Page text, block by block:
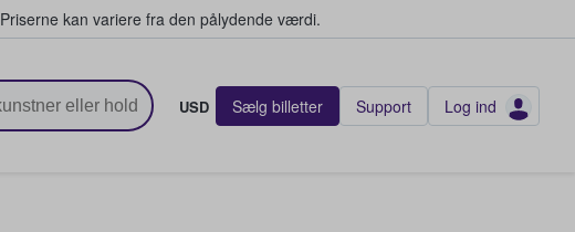
Priserne kan variere fra den pålydende værdi.
USD Sælg billetter Support Log ind